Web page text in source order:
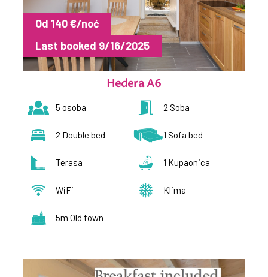
Od 140 €/noć
Last booked 9/16/2025
Hedera A6
5 osoba 2 Soba
2 Double bed 1 Sofa bed
Terasa 1 Kupaonica
WiFi Klima
5m Old town